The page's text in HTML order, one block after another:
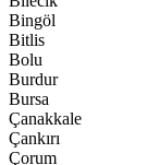
Bingöl
Bitlis
Bolu
Burdur
Bursa
Çanakkale
Çankırı
Çorum